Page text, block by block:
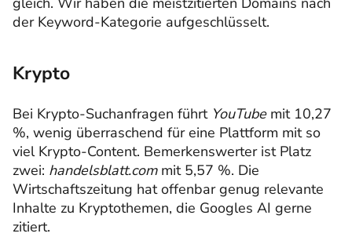
der Keyword-Kategorie aufgeschlüsselt.
Krypto
Bei Krypto-Suchanfragen führt YouTubemit 10,27
%, wenig überraschend für eine Plattform mit so
viel Krypto-Content. Bemerkenswerter ist Platz
zwei: handelsblatt.commit 5,57 %. Die
Wirtschaftszeitung hat offenbar genug relevante
Inhalte zu Kryptothemen, die Googles AI gerne
zitiert.